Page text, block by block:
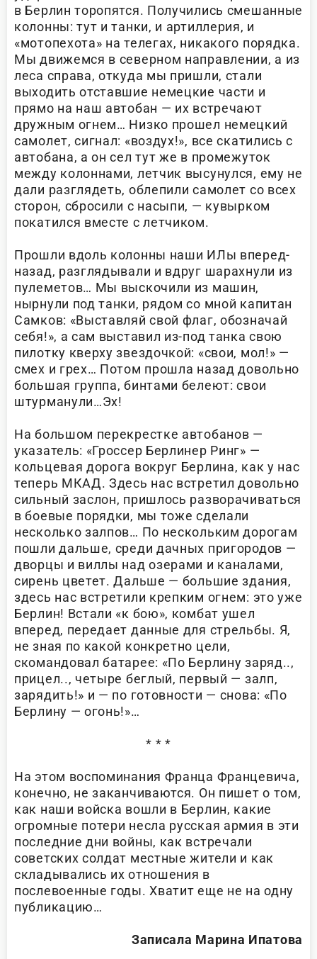
в Берлин торопятся. Получились смешанные
колонны: тут и танки, и артиллерия, и
«мотопехота» на телегах, никакого порядка.
Мы движемся в северном направлении, а из
леса справа, откуда мы пришли, стали
выходить отставшие немецкие части и
прямо на наш автобан — их встречают
дружным огнем… Низко прошел немецкий
самолет, сигнал: «воздух!», все скатились с
автобана, а он сел тут же в промежуток
между колоннами, летчик высунулся, ему не
дали разглядеть, облепили самолет со всех
сторон, сбросили с насыпи, — кувырком
покатился вместе с летчиком.
Прошли вдоль колонны наши ИЛы вперед-
назад, разглядывали и вдруг шарахнули из
пулеметов… Мы выскочили из машин,
нырнули под танки, рядом со мной капитан
Самков: «Выставляй свой флаг, обозначай
себя!», а сам выставил из-под танка свою
пилотку кверху звездочкой: «свои, мол!» —
смех и грех… Потом прошла назад довольно
большая группа, бинтами белеют: свои
штурманули…Эх!
На большом перекрестке автобанов —
указатель: «Гроссер Берлинер Ринг» —
кольцевая дорога вокруг Берлина, как у нас
теперь МКАД. Здесь нас встретил довольно
сильный заслон, пришлось разворачиваться
в боевые порядки, мы тоже сделали
несколько залпов… По нескольким дорогам
пошли дальше, среди дачных пригородов —
дворцы и виллы над озерами и каналами,
сирень цветет. Дальше — большие здания,
здесь нас встретили крепким огнем: это уже
Берлин! Встали «к бою», комбат ушел
вперед, передает данные для стрельбы. Я,
не зная по какой конкретно цели,
скомандовал батарее: «По Берлину заряд..,
прицел.., четыре беглый, первый — залп,
зарядить!» и — по готовности — снова: «По
Берлину — огонь!»…
* * *
На этом воспоминания Франца Францевича,
конечно, не заканчиваются. Он пишет о том,
как наши войска вошли в Берлин, какие
огромные потери несла русская армия в эти
последние дни войны, как встречали
советских солдат местные жители и как
складывались их отношения в
послевоенные годы. Хватит еще не на одну
публикацию…
Записала Марина Ипатова